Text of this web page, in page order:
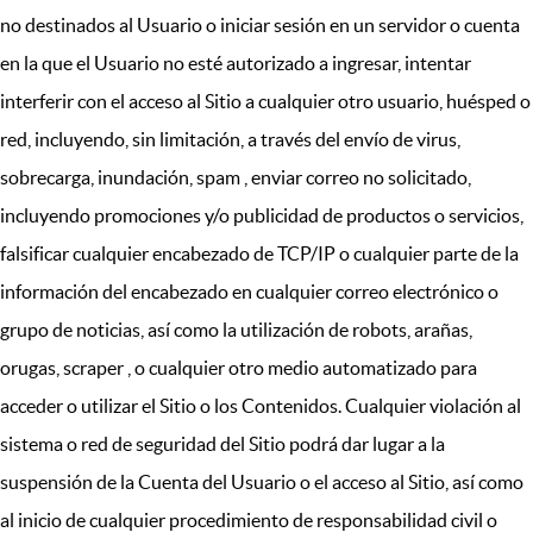
no destinados al Usuario o iniciar sesión en un servidor o cuenta
en la que el Usuario no esté autorizado a ingresar, intentar
interferir con el acceso al Sitio a cualquier otro usuario, huésped o
red, incluyendo, sin limitación, a través del envío de virus,
sobrecarga, inundación, spam , enviar correo no solicitado,
incluyendo promociones y/o publicidad de productos o servicios,
falsificar cualquier encabezado de TCP/IP o cualquier parte de la
información del encabezado en cualquier correo electrónico o
grupo de noticias, así como la utilización de robots, arañas,
orugas, scraper , o cualquier otro medio automatizado para
acceder o utilizar el Sitio o los Contenidos. Cualquier violación al
sistema o red de seguridad del Sitio podrá dar lugar a la
suspensión de la Cuenta del Usuario o el acceso al Sitio, así como
al inicio de cualquier procedimiento de responsabilidad civil o